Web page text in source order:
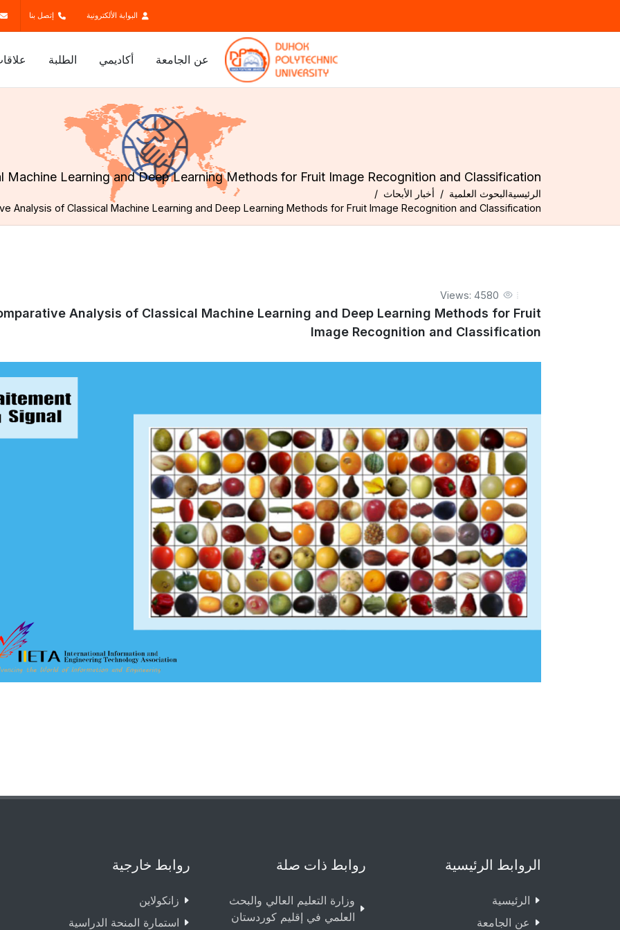
البوابة الألكترونية إتصل بنا
عن الجامعة أكاديمي الطلبة
Machine Learning and Deep Learning Methods for Fruit Image Recognition and Classification
الرئيسيةالبحوث العلمية
أخبار الأبحاث
Analysis of Classical Machine Learning and Deep Learning Methods for Fruit Image Recognition and Classification
Views: 4580
Analysis of Classical Machine Learning and Deep Learning Methods for Fruit
Image Recognition and Classification
الروابط الرئيسية
الرئيسية
عن الجامعة
روابط ذات صلة
وزارة التعليم العالي والبحث
العلمي في إقليم كوردستان
روابط خارجية
زانکولاین
استمارة المنحة الدراسية